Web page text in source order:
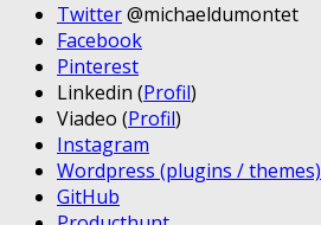
Twitter@michaeldumontet
Facebook
Pinterest
Linkedin (Profil)
Viadeo (Profil)
Instagram
Wordpress (plugins / themes)
GitHub